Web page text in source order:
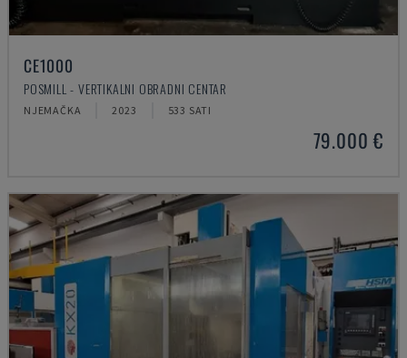
CE1000
POSMILL - VERTIKALNI OBRADNI CENTAR
NJEMAČKA 2023 533 SATI
79.000 €